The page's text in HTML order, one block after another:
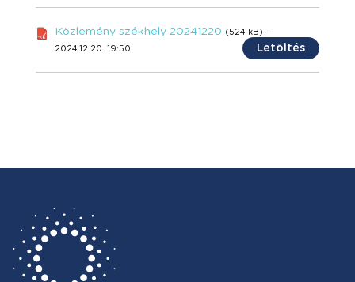
Közlemény székhely 20241220 (524 kB) -
2024.12.20. 19:50 Letöltés